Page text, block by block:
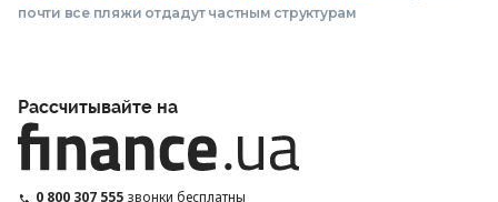
почти все пляжи отдадут частным структурам
Рассчитывайте на
0 800 307 555 звонки бесплатны